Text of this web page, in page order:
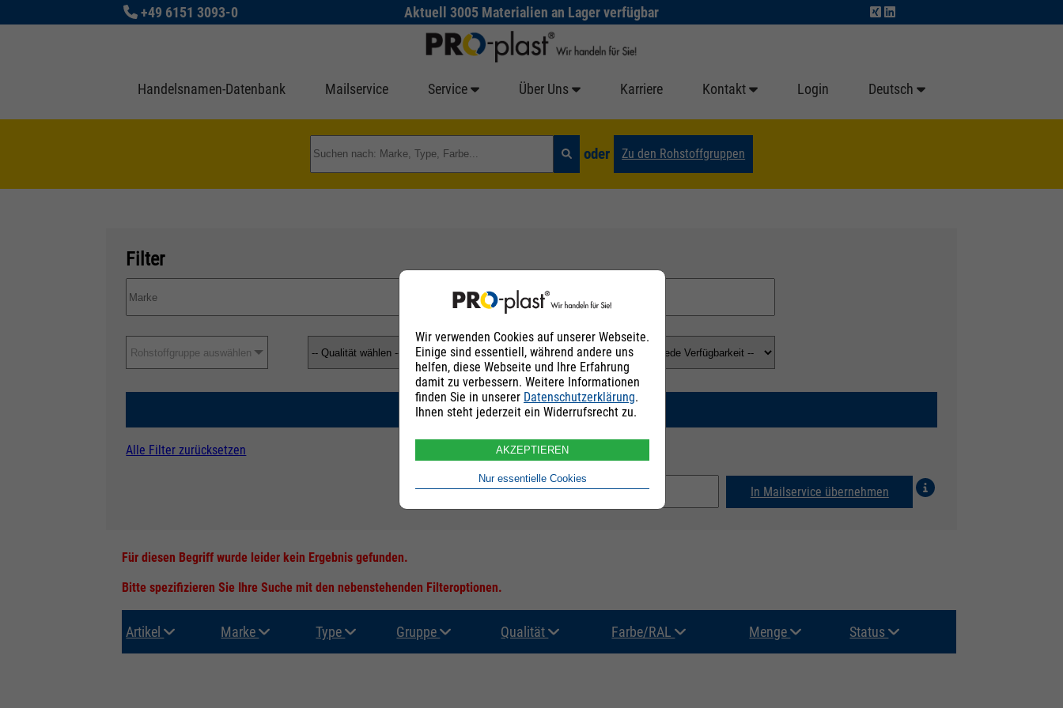
+49 6151 3093-0 Aktuell 3005 Materialien an Lager verfügbar
Handelsnamen-Datenbank Mailservice Service Über Uns Karriere Kontakt Login Deutsch
oder Zu den Rohstoffgruppen
Filter
Rohstoffgruppe auswählen
SUCHEN
Alle Filter zurücksetzen
In Mailservice übernehmen
Für diesen Begriff wurde leider kein Ergebnis gefunden.
Bitte spezifizieren Sie Ihre Suche mit den nebenstehenden Filteroptionen.
Artikel Marke Type Gruppe Qualität Farbe/RAL Menge Status
Wir verwenden Cookies auf unserer Webseite.
Einige sind essentiell, während andere uns
helfen, diese Webseite und Ihre Erfahrung
damit zu verbessern. Weitere Informationen
finden Sie in unserer Datenschutzerklärung.
Ihnen steht jederzeit ein Widerrufsrecht zu.
AKZEPTIEREN
Nur essentielle Cookies